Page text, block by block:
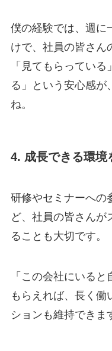
僕の経験では、週に
けで、社員の皆さん
「見てもらってい
る」という安心感が
ね。
4. 成長できる環境
研修やセミナーへの
ど、社員の皆さんが
ることも大切です。
「この会社にいる
もらえれば、長く働
ションも維持できま